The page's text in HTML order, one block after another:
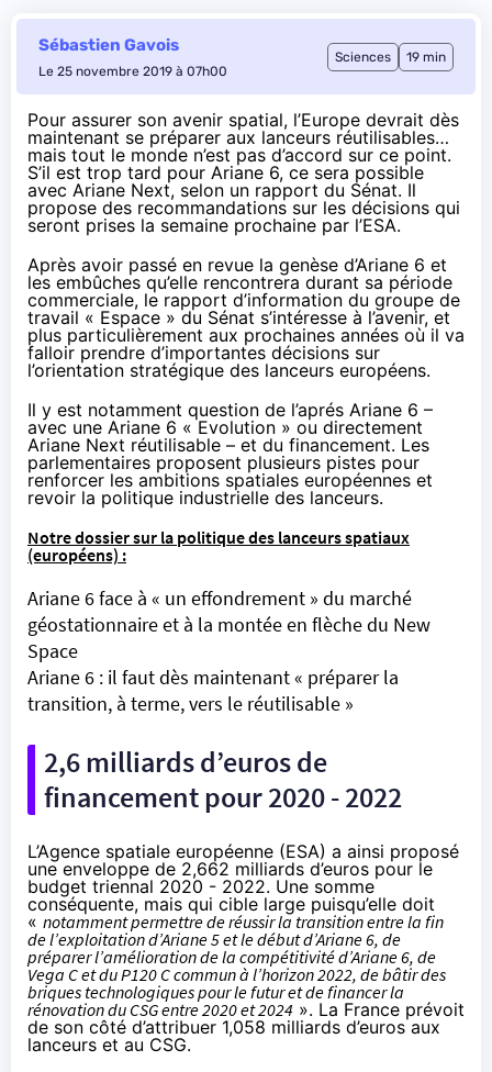
Sébastien Gavois
Le 25 novembre 2019 à 07h00
Sciences 19 min
Pour assurer son avenir spatial, l’Europe devrait dès
maintenant se préparer aux lanceurs réutilisables…
mais tout le monde n’est pas d’accord sur ce point.
S’il est trop tard pour Ariane 6, ce sera possible
avec Ariane Next, selon un rapport du Sénat. Il
propose des recommandations sur les décisions qui
seront prises la semaine prochaine par l’ESA.
Après avoir passé en revue la genèse d’Ariane 6 et
les embûches qu’elle rencontrera durant sa période
commerciale, le rapport d’information du groupe de
travail « Espace » du Sénat s’intéresse à l’avenir, et
plus particulièrement aux prochaines années où il va
falloir prendre d’importantes décisions sur
l’orientation stratégique des lanceurs européens.
Il y est notamment question de l’aprés Ariane 6 –
avec une Ariane 6 « Evolution » ou directement
Ariane Next réutilisable – et du financement. Les
parlementaires proposent plusieurs pistes pour
renforcer les ambitions spatiales européennes et
revoir la politique industrielle des lanceurs.
Notre dossier sur la politique des lanceurs spatiaux
(européens) :
Ariane 6 face à « un effondrement » du marché
géostationnaire et à la montée en flèche du New
Space
Ariane 6 : il faut dès maintenant « préparer la
transition, à terme, vers le réutilisable »
2,6 milliards d’euros de
financement pour 2020 - 2022
L’Agence spatiale européenne (ESA) a ainsi proposé
une enveloppe de 2,662 milliards d’euros pour le
budget triennal 2020 - 2022. Une somme
conséquente, mais qui cible large puisqu’elle doit
« notamment permettre de réussir la transition entre la fin
de l’exploitation d’Ariane 5 et le début d’Ariane 6, de
préparer l’amélioration de la compétitivité d’Ariane 6, de
Vega C et du P120 C commun à l’horizon 2022, de bâtir des
briques technologiques pour le futur et de financer la
rénovation du CSG entre 2020 et 2024 ». La France prévoit
de son côté d’attribuer 1,058 milliards d’euros aux
lanceurs et au CSG.